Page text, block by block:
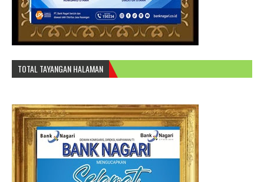
TOTAL TAYANGAN HALAMAN